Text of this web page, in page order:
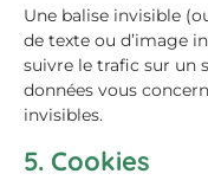
Une balise invisible
de texte ou d’image
suivre le trafic sur un
données vous
invisibles.
5. Cookies